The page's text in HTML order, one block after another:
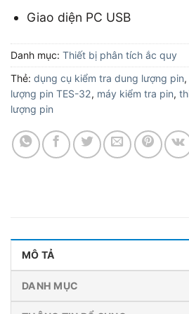
Giao diện PC USB
Danh mục: Thiết bị phân tích ắc quy
Thẻ: dụng cụ kiểm tra dung lượng pin,
lượng pin TES-32, máy kiểm tra pin,
lượng pin
MÔ TẢ
DANH MỤC